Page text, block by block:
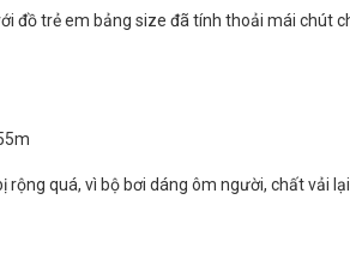
đồ trẻ em bảng size đã tính thoải mái chút
quá, vì bộ bơi dáng ôm người, chất vải